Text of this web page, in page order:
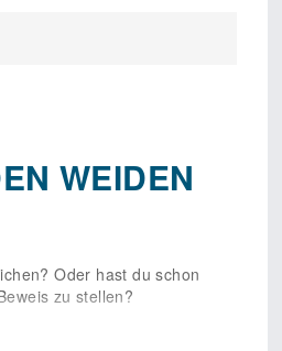
WEIDEN
Oder hast du schon
zu stellen?
Dein Geschäft vereint